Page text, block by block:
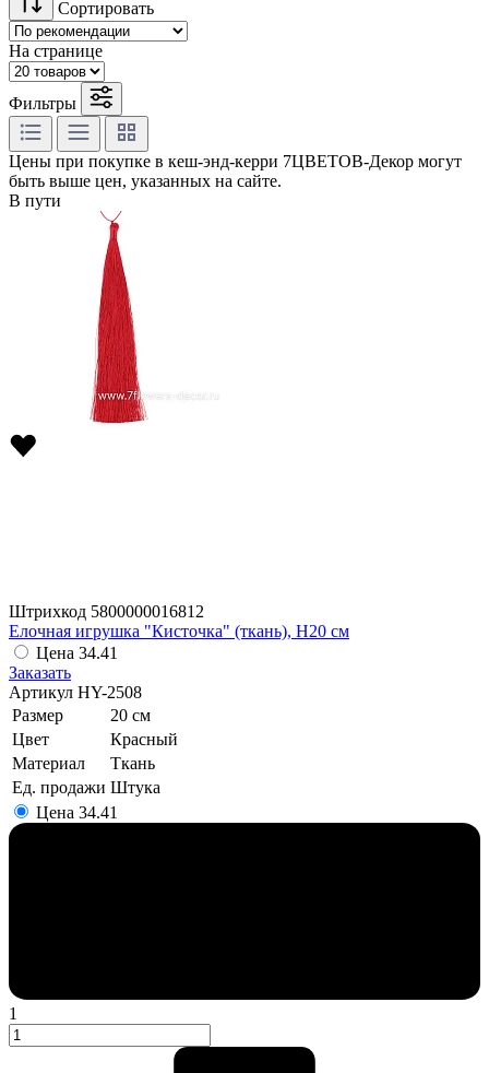
Сортировать
На странице
Фильтры
Цены при покупке в кеш-энд-керри 7ЦВЕТОВ-Декор могут
быть выше цен, указанных на сайте.
В пути
Штрихкод 5800000016812
Елочная игрушка "Кисточка" (ткань), H20 см
Цена 34.41
Заказать
Артикул HY-2508
Размер
20 см
Цвет
Красный
Материал
Ткань
Ед. продажи Штука
Цена 34.41
1